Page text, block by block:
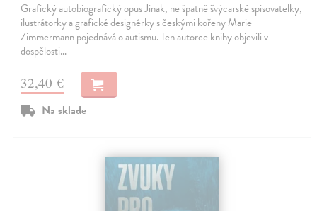
Grafický autobiografický opus Jinak, ne špatně švýcarské spisovatelky,
ilustrátorky a grafické designérky s českými kořeny Marie
Zimmermann pojednává o autismu. Ten autorce knihy objevili v
dospělosti…
32,40 €
Na sklade